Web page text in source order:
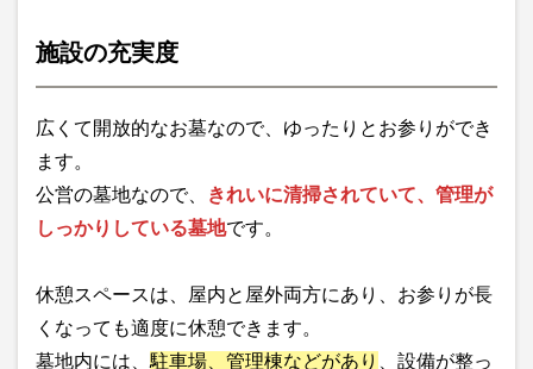
施設の充実度
広くて開放的なお墓なので、ゆったりとお参りができ
ます。
公営の墓地なので、
きれいに清掃されていて、管理が
しっかりしている墓地です。
休憩スペースは、屋内と屋外両方にあり、お参りが長
くなっても適度に休憩できます。
墓地内には、 駐車場、管理棟などがあり
、設備が整っ